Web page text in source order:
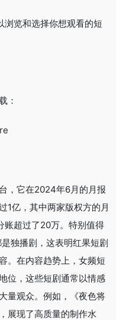
浏览和选择你想观看的短
：
，它在2024年6月的月报
1亿，其中两家版权方的月
账超过了20万。特别值得
独播剧，这表明红果短剧
。在内容趋势上，女频短
位，这些短剧通常以情感
量观众。例如，《夜色将
展现了高质量的制作水